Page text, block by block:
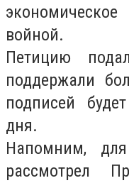
войной.
Петицию
поддержали
подписей
дня.
Напомним,
рассмотрел